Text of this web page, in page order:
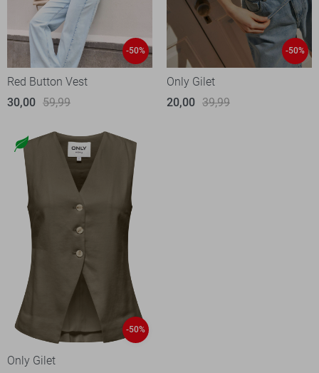
-50%
Red Button Vest
30,00 59,99
-50%
Only Gilet
20,00 39,99
-50%
Only Gilet